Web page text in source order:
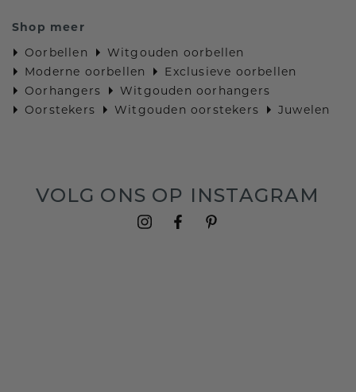
Shop meer
Oorbellen
Witgouden oorbellen
Moderne oorbellen
Exclusieve oorbellen
Oorhangers
Witgouden oorhangers
Oorstekers
Witgouden oorstekers Juwelen
VOLG ONS OP INSTAGRAM